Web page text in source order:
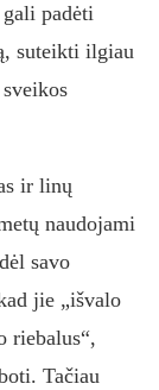
padėti
suteikti ilgiau
ir linų
naudojami
savo
jie „išvalo
riebalus“,
Tačiau